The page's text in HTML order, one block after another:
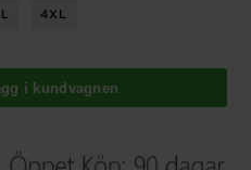
4XL
i kundvagnen